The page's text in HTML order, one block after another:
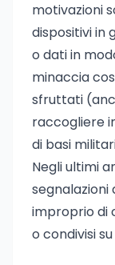
motivazioni
dispositivi in
o dati in
minaccia
sfruttati
raccogliere
di basi
Negli ultimi
segnalazioni
improprio di
o condivisi